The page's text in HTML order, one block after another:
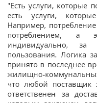
"Есть услуги, которые
есть услуги,
Например,
потреблением, а
индивидуально, за
пользования. Логика
принято в последнее
жилищно-
что любой поставщик
ответственен за